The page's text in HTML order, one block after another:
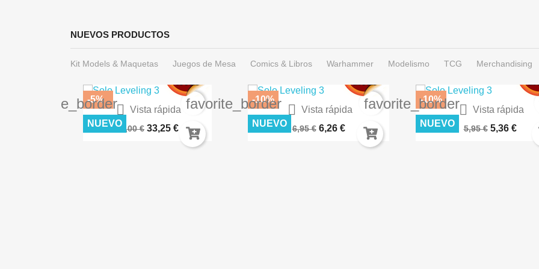
NUEVOS PRODUCTOS
Kit Models & Maquetas Juegos de Mesa Comics & Libros Warhammer Modelismo TCG Merchandising
favorite_border Vista rápida
Warhammer 40.000: Imperium...
35,00 € 33,25 €
-5%
NUEVO
favorite_border  Vista rápida
DESIERTO LUNAR – TERRENOS...
6,95 € 6,26 €
-10%
NUEVO
favorite_border Vista rápida
CÉSPED FLOCK 2MM SECO
5,95 € 5,36 €
-10%
NUEVO